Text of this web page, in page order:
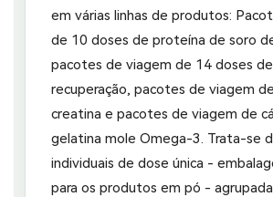
em várias linhas de produtos:
de 10 doses de proteína de soro
pacotes de viagem de 14 doses
recuperação, pacotes de viagem
creatina e pacotes de viagem de
gelatina mole Omega-3. Trata-se
individuais de dose única -
para os produtos em pó -